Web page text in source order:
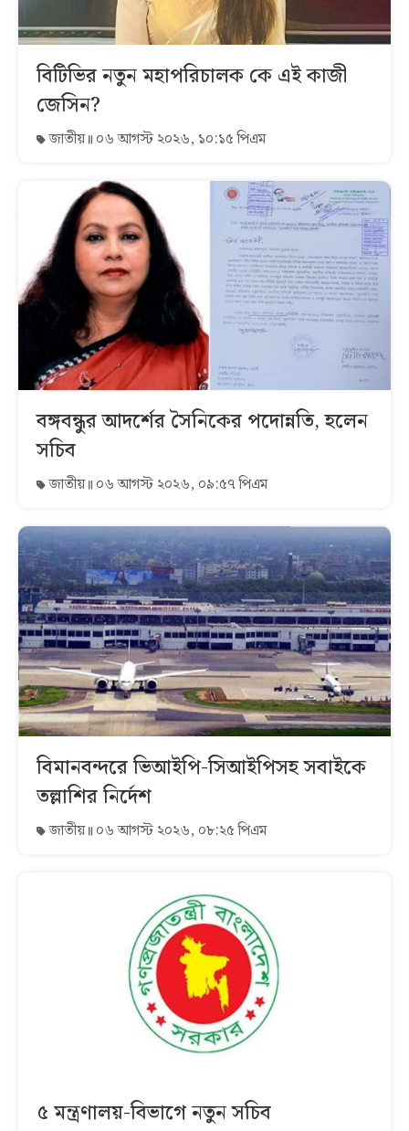
বিটিভির নতুন মহাপরিচালক কে এই কাজী
জেসিন?
জাতীয় ০৬ আগস্ট ২০২৬, ১০:১৫ পিএম
বঙ্গবন্ধুর আদর্শের সৈনিকের পদোন্নতি, হলেন
সচিব
জাতীয় ০৬ আগস্ট ২০২৬, ০৯:৫৭ পিএম
বিমানবন্দরে ভিআইপি-সিআইপিসহ সবাইকে
তল্লাশির নির্দেশ
জাতীয় ০৬ আগস্ট ২০২৬, ০৮:২৫ পিএম
৫ মন্ত্রণালয়-বিভাগে নতুন সচিব